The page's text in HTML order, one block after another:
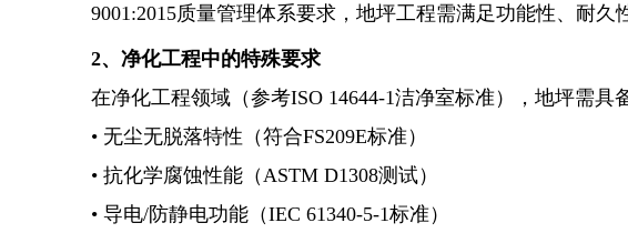
9001:2015质量管理体系要求，地坪工程需满足功能性、耐久
2、净化工程中的特殊要求
在净化工程领域（参考ISO 14644-1洁净室标准），地坪需具
• 无尘无脱落特性（符合FS209E标准）
• 抗化学腐蚀性能（ASTM D1308测试）
• 导电/防静电功能（IEC 61340-5-1标准）